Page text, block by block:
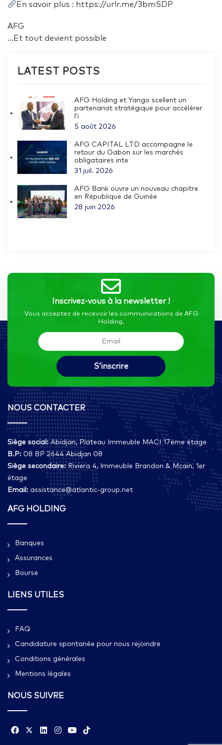
En savoir plus : https://urlr.me/3bmSDP
AFG
…Et tout devient possible
LATEST POSTS
AFG Holding et Yango scellent un
partenariat stratégique pour accélérer
l’i
5 août 2026
AFG CAPITAL LTD accompagne le
retour du Gabon sur les marchés
obligataires inte
31 juil. 2026
AFG Bank ouvre un nouveau chapitre
en République de Guinée
28 juin 2026
Inscrivez-vous à la newsletter !
Vous acceptez de recevoir les communications de AFG
Holding.
NOUS CONTACTER
Siège social:Abidjan, Plateau Immeuble MACI 17ème étage
B.P: 08 BP 2644 Abidjan 08
Siège secondaire:Riviera 4, Immeuble Brandon & Mcain, 1er
étage
Email: assistance@atlantic-group.net
AFG HOLDING
Banques
Assurances
Bourse
LIENS UTILES
FAQ
Candidature spontanée pour nous rejoindre
Conditions générales
Mentions légales
NOUS SUIVRE